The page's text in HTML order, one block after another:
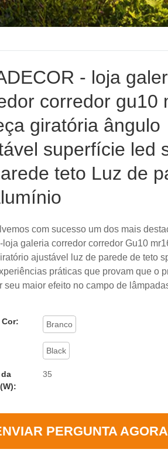
- loja
corredor gu10
giratória ângulo
superfície led
teto Luz de
com sucesso um dos mais
loja galeria corredor corredor Gu10
ajustável luz de parede de teto
práticas que provam que o
seu maior efeito no campo de
Branco
Black
35
PERGUNTA AGORA